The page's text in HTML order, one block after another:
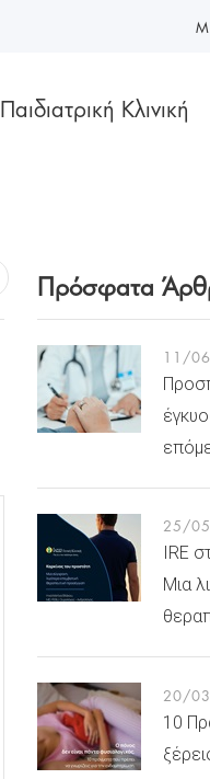
Παιδιατρική Κλινική
Πρόσφατα
11/
25/
IRE
Μια
20/
10